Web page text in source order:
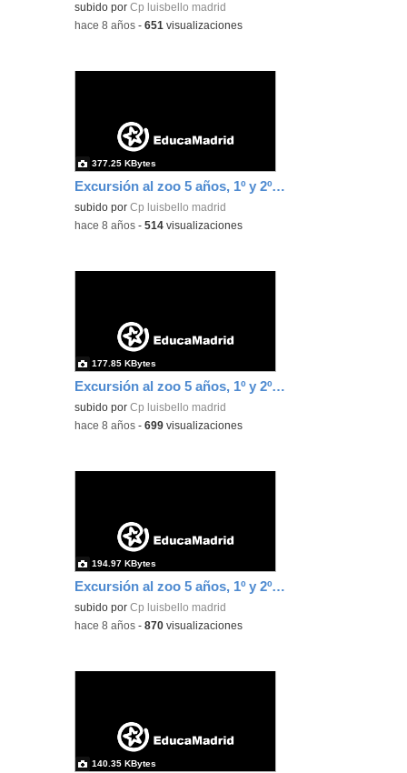
subido porCp luisbello madrid
-hace 8 años -651 visualizaciones
Excursión al zoo 5 años, 1º y 2º Luis Bello 27
subido porCp luisbello madrid
377.25 KBytes
-hace 8 años -514 visualizaciones
Excursión al zoo 5 años, 1º y 2º Luis Bello 28
subido porCp luisbello madrid
177.85 KBytes
-hace 8 años -699 visualizaciones
Excursión al zoo 5 años, 1º y 2º Luis Bello 29
subido porCp luisbello madrid
194.97 KBytes
-hace 8 años -870 visualizaciones
140.35 KBytes